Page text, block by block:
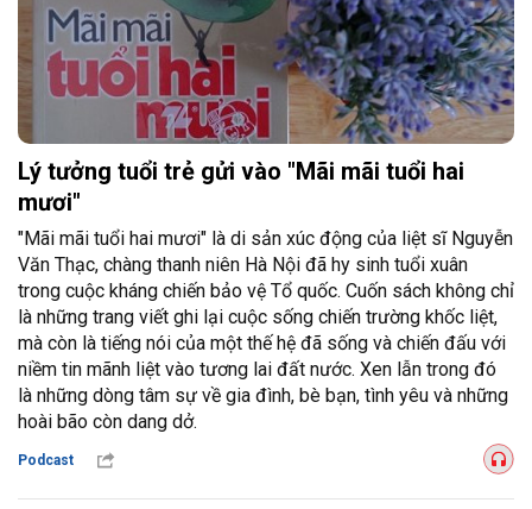
Lý tưởng tuổi trẻ gửi vào "Mãi mãi tuổi hai
mươi"
"Mãi mãi tuổi hai mươi" là di sản xúc động của liệt sĩ Nguyễn
Văn Thạc, chàng thanh niên Hà Nội đã hy sinh tuổi xuân
trong cuộc kháng chiến bảo vệ Tổ quốc. Cuốn sách không chỉ
là những trang viết ghi lại cuộc sống chiến trường khốc liệt,
mà còn là tiếng nói của một thế hệ đã sống và chiến đấu với
niềm tin mãnh liệt vào tương lai đất nước. Xen lẫn trong đó
là những dòng tâm sự về gia đình, bè bạn, tình yêu và những
hoài bão còn dang dở.
Podcast